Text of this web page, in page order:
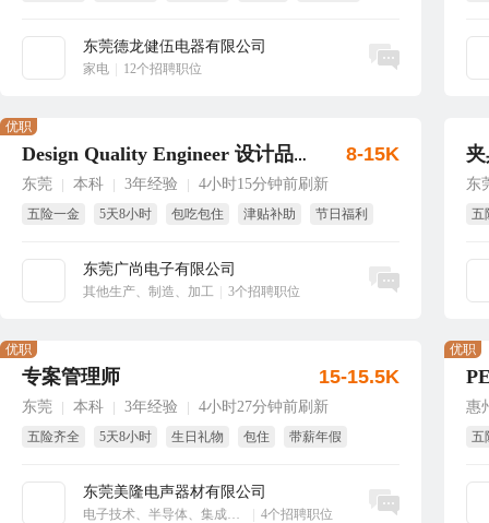
东莞德龙健伍电器有限公司
家电 12个招聘职位
立即沟通
Design Quality Engineer 设计品质工程师
东莞 本科 3年经验 4小时15分钟前刷新
五险一金 5天8小时 包吃包住 津贴补助
节日福利
东莞广尚电子有限公司
其他生产、制造、加工 3个招聘职位
优职
8-15K
立即沟通
东
五
专案管理师
东莞 本科 3年经验 4小时27分钟前刷新
五险齐全 5天8小时 生日礼物 包住 带薪年假
东莞美隆电声器材有限公司
电子技术、半导体、集成电路 4个招聘职位
优职
15-15.5K
立即沟通
惠
五
优职